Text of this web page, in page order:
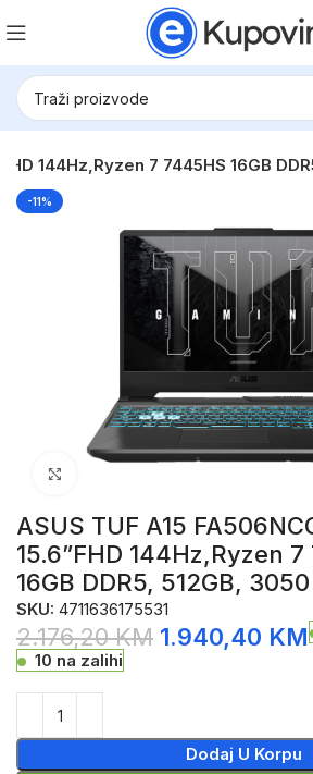
144Hz,Ryzen 7 7445HS 16GB
-11%
ASUS TUF A15
15.6”FHD 144Hz,Ryzen
16GB DDR5, 512GB,
SKU:4711636175531
2.176,20KM 1.940,40 KM
10 na zalihi
Dodaj U Korpu